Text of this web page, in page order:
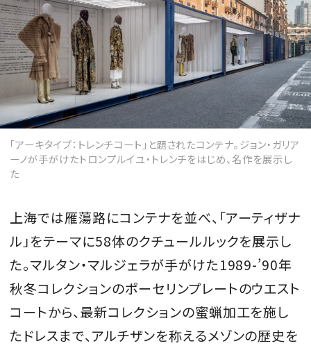
FOLLOW US
SPUR 2026 JULY
2026年9月号
最新号を試し読み
「アーキタイプ：トレンチコート」と題されたコンテナ。ジョン・ガリア
ーノが手がけたトロンプルイユ・トレンチをはじめ、名作を展示し
た
上海では雁蕩路にコンテナを並べ、「アーティザナ
ル」をテーマに58体のクチュールルックを展示し
た。マルタン・マルジェラが手がけた1989-’90年
秋冬コレクションのポーセリンプレートのウエスト
コートから、最新コレクションの蜜蝋加工を施し
たドレスまで、アルチザンを称えるメゾンの歴史を